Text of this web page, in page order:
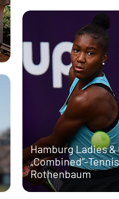
Hamburg Ladies &
„Combined“-
Rothenbaum